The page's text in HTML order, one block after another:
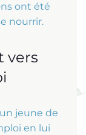
ont été
nourrir.
vers
un jeune de
en lui